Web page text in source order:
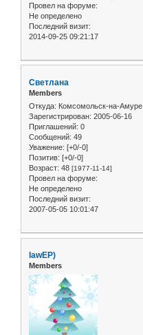
Провел на форуме:
Не определено
Последний визит:
2014-09-25 09:21:17
Светлана
Members
Откуда: Комсомольск-на-Амуре
Зарегистрирован: 2005-06-16
Приглашений: 0
Сообщений: 49
Уважение: [+0/-0]
Позитив: [+0/-0]
Возраст: 48 [1977-11-14]
Провел на форуме:
Не определено
Последний визит:
2007-05-05 10:01:47
lawЕР)
Members